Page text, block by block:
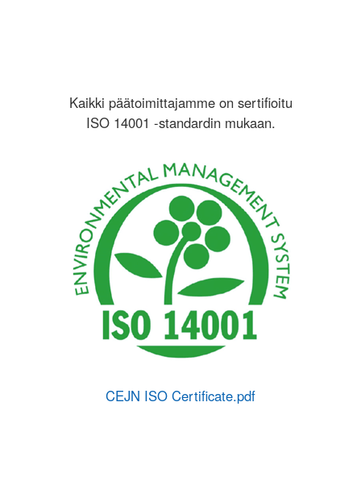
Kaikki päätoimittajamme on sertifioitu
ISO 14001 -standardin mukaan.
CEJN ISO Certificate.pdf